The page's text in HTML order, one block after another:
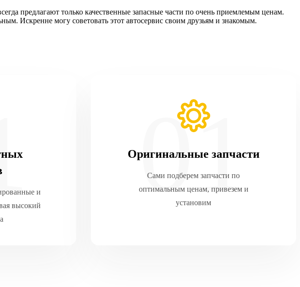
предлагают только качественные запасные части по очень приемлемым ценам.
Искренне могу советовать этот автосервис своим друзьям и знакомым.
и
высокий
Оригинальные запчасти
Сами подберем запчасти по
оптимальным ценам, привезем и
установим